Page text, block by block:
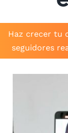
Haz crecer tu
seguidores